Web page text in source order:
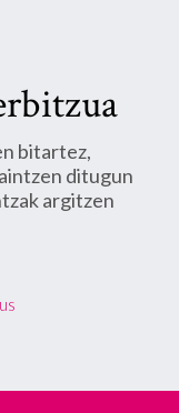
bitartez,
ditugun
argitzen